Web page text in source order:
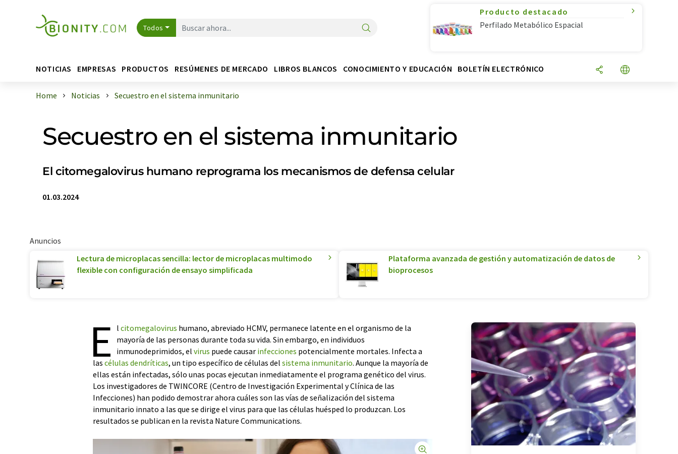
Todos
Producto destacado
Perfilado Metabólico Espacial
NOTICIAS EMPRESAS PRODUCTOS RESÚMENES DE MERCADO LIBROS BLANCOS CONOCIMIENTO Y EDUCACIÓN BOLETÍN ELECTRÓNICO
Home Noticias Secuestro en el sistema inmunitario
Secuestro en el sistema inmunitario
El citomegalovirus humano reprograma los mecanismos de defensa celular
01.03.2024
Anuncios
Lectura de microplacas sencilla: lector de microplacas multimodo
flexible con configuración de ensayo simplificada
Plataforma avanzada de gestión y automatización de datos de
bioprocesos
E l citomegalovirus humano, abreviado HCMV, permanece latente en el organismo de la
mayoría de las personas durante toda su vida. Sin embargo, en individuos
inmunodeprimidos, el virus puede causar infecciones potencialmente mortales. Infecta a
las células dendríticas, un tipo específico de células del sistema inmunitario. Aunque la mayoría de
ellas están infectadas, sólo unas pocas ejecutan inmediatamente el programa genético del virus.
Los investigadores de TWINCORE (Centro de Investigación Experimental y Clínica de las
Infecciones) han podido demostrar ahora cuáles son las vías de señalización del sistema
inmunitario innato a las que se dirige el virus para que las células huésped lo produzcan. Los
resultados se publican en la revista Nature Communications.